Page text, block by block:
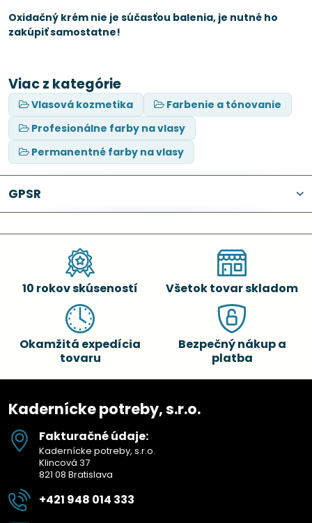
Oxidačný krém nie je súčasťou balenia, je nutné ho
zakúpiť samostatne!
Viac z kategórie
Vlasová kozmetika
Farbenie a tónovanie
Profesionálne farby na vlasy
Permanentné farby na vlasy
GPSR
10 rokov skúseností Všetok tovar skladom
Okamžitá expedícia
tovaru
Bezpečný nákup a
platba
Kadernícke potreby, s.r.o.
Fakturačné údaje:
Kadernícke potreby, s.r.o.
Klincová 37
821 08 Bratislava
+421 948 014 333